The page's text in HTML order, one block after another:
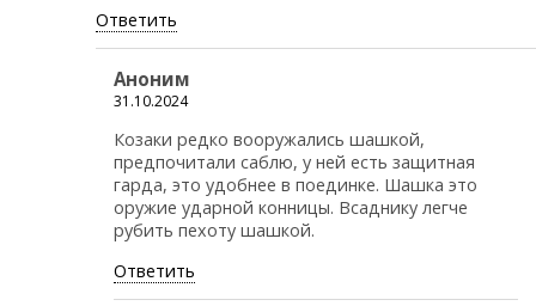
Ответить
Аноним
31.10.2024
Козаки редко вооружались шашкой,
предпочитали саблю, у ней есть защитная
гарда, это удобнее в поединке. Шашка это
оружие ударной конницы. Всаднику легче
рубить пехоту шашкой.
Ответить